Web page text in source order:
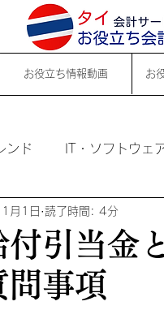
お役立ち情報動画 お
ンド IT・ソフトウェ
付引当金
問事項
月1日 読了時間: 4分